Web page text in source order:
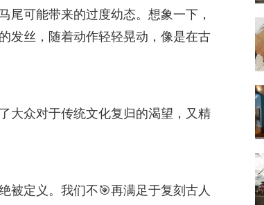
尾可能带来的过度幼态。想象一下，
发丝，随着动作轻轻晃动，像是在古
大众对于传统文化复归的渴望，又精
定义。我们不🎯再满足于复刻古人